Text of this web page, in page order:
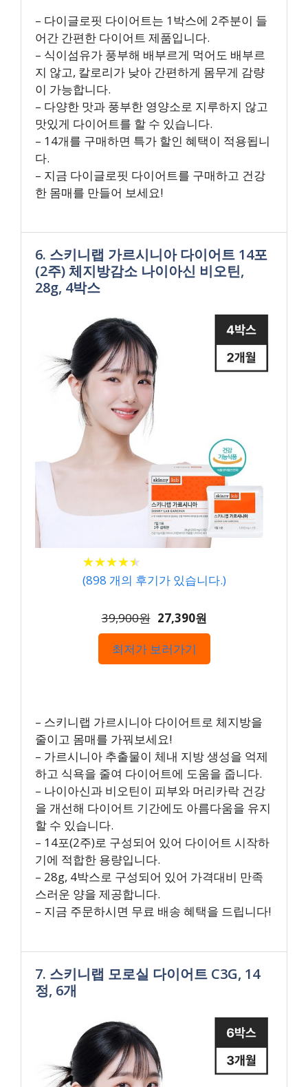
– 다이글로핏 다이어트는 1박스에 2주분이 들
어간 간편한 다이어트 제품입니다.
– 식이섬유가 풍부해 배부르게 먹어도 배부르
지 않고, 칼로리가 낮아 간편하게 몸무게 감량
이 가능합니다.
– 다양한 맛과 풍부한 영양소로 지루하지 않고
맛있게 다이어트를 할 수 있습니다.
– 14개를 구매하면 특가 할인 혜택이 적용됩니
다.
– 지금 다이글로핏 다이어트를 구매하고 건강
한 몸매를 만들어 보세요!
6. 스키니랩 가르시니아 다이어트 14포
(2주) 체지방감소 나이아신 비오틴,
28g, 4박스
★★★★★
★★★★★
(898 개의 후기가 있습니다.)
39,900원 27,390원
최저가 보러가기
– 스키니랩 가르시니아 다이어트로 체지방을
줄이고 몸매를 가꿔보세요!
– 가르시니아 추출물이 체내 지방 생성을 억제
하고 식욕을 줄여 다이어트에 도움을 줍니다.
– 나이아신과 비오틴이 피부와 머리카락 건강
을 개선해 다이어트 기간에도 아름다움을 유지
할 수 있습니다.
– 14포(2주)로 구성되어 있어 다이어트 시작하
기에 적합한 용량입니다.
– 28g, 4박스로 구성되어 있어 가격대비 만족
스러운 양을 제공합니다.
– 지금 주문하시면 무료 배송 혜택을 드립니다!
7. 스키니랩 모로실 다이어트 C3G, 14
정, 6개